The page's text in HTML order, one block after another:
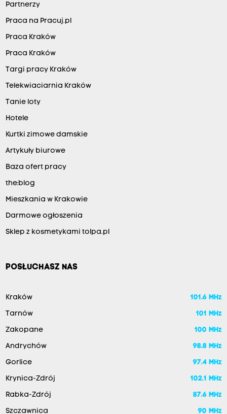
Partnerzy
Praca na Pracuj.pl
Praca Kraków
Praca Kraków
Targi pracy Kraków
Telekwiaciarnia Kraków
Tanie loty
Hotele
Kurtki zimowe damskie
Artykuły biurowe
Baza ofert pracy
the:blog
Mieszkania w Krakowie
Darmowe ogłoszenia
Sklep z kosmetykami tolpa.pl
POSŁUCHASZ NAS
Kraków 101.6 MHz
Tarnów 101 MHz
Zakopane 100 MHz
Andrychów 98.8 MHz
Gorlice 97.4 MHz
Krynica-Zdrój 102.1 MHz
Rabka-Zdrój 87.6 MHz
Szczawnica 90 MHz